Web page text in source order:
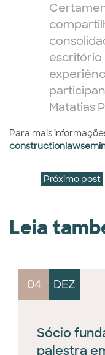
escritório
Matatias
Para mais
Próximo post
Leia
04 DEZ
Sócio
palestra